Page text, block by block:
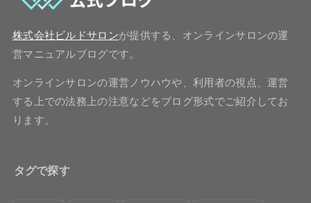
株式会社ビルドサロンが提供する、オンラインサロンの運
営マニュアルブログです。
オンラインサロンの運営ノウハウや、利用者の視点、運営
する上での法務上の注意などをブログ形式でご紹介してお
ります。
タグで探す